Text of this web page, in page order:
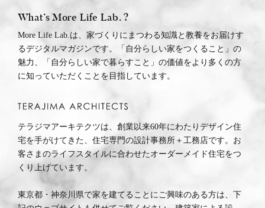
What’s More Life Lab. ?
More Life Lab.は、家づくりにまつわる知識と教養をお届けす
るデジタルマガジンです。「自分らしい家をつくること」の
魅力、「自分らしい家で暮らすこと」の価値をより多くの方
に知っていただくことを目指しています。
テラジマアーキテクツは、創業以来60年にわたりデザイン住
宅を手がけてきた、住宅専門の設計事務所＋工務店です。お
客さまのライフスタイルに合わせたオーダーメイド住宅をつ
くり上げています。
東京都・神奈川県で家を建てることにご興味のある方は、下